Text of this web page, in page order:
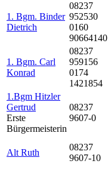
1. Bgm. Binder
Dietrich
08237
952530
0160
90664140
1. Bgm. Carl
Konrad
08237
959156
0174
1421854
1.Bgm Hitzler
Gertrud
Erste
Bürgermeisterin
08237
9607-0
Alt Ruth
08237
9607-10